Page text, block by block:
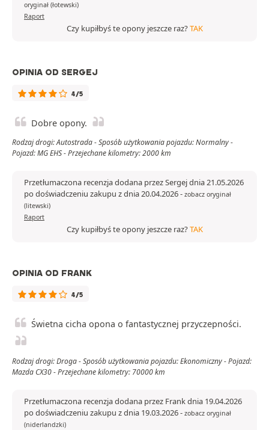
oryginał (łotewski)
Raport
Czy kupiłbyś te opony jeszcze raz?TAK
OPINIA OD SERGEJ
4/5
Dobre opony.
Rodzaj drogi: Autostrada - Sposób użytkowania pojazdu: Normalny -
Pojazd: MG EHS - Przejechane kilometry: 2000 km
Przetłumaczona recenzja dodana przez Sergej dnia 21.05.2026
po doświadczeniu zakupu z dnia 20.04.2026- zobacz oryginał
(litewski)
Raport
Czy kupiłbyś te opony jeszcze raz?TAK
OPINIA OD FRANK
4/5
Świetna cicha opona o fantastycznej przyczepności.
Rodzaj drogi: Droga - Sposób użytkowania pojazdu: Ekonomiczny - Pojazd:
Mazda CX30 - Przejechane kilometry: 70000 km
Przetłumaczona recenzja dodana przez Frank dnia 19.04.2026
po doświadczeniu zakupu z dnia 19.03.2026- zobacz oryginał
(niderlandzki)